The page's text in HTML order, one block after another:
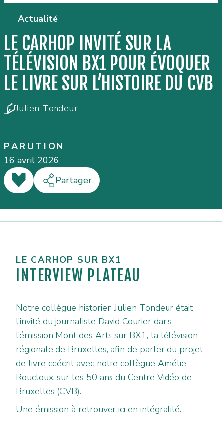
Actualité
LE CARHOP INVITÉ SUR LA
TÉLÉVISION BX1 POUR ÉVOQUER
LE LIVRE SUR L’HISTOIRE DU CVB
Julien Tondeur
PARUTION
16 avril 2026
J'aime Partager
LE CARHOP SUR BX1
INTERVIEW PLATEAU
Notre collègue historien Julien Tondeur était
l’invité du journaliste David Courier dans
l’émission Mont des Arts sur BX1, la télévision
régionale de Bruxelles, afin de parler du projet
de livre coécrit avec notre collègue Amélie
Roucloux, sur les 50 ans du Centre Vidéo de
Bruxelles (CVB).
Une émission à retrouver ici en intégralité.